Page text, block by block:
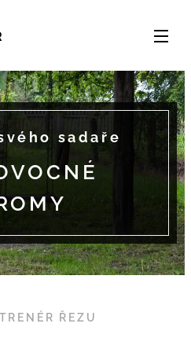
sadaře
ŘEZU